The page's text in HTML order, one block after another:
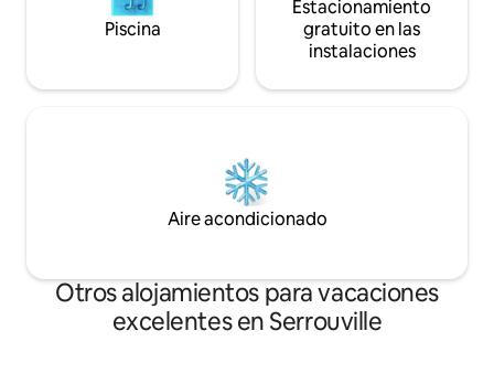
Piscina
Estacionamiento
gratuito en las
instalaciones
Aire acondicionado
Otros alojamientos para vacaciones
excelentes en Serrouville